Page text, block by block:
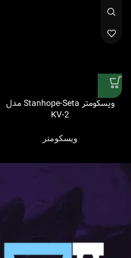
ویسکومتر Stanhope-Seta مدل
KV-2
ویسکومتر